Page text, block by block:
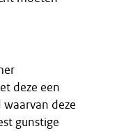
deze een
deze
gunstige